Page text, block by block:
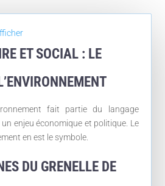
ET SOCIAL : LE
fait partie du langage
enjeu économique et politique. Le
en est le symbole.
DU GRENELLE DE